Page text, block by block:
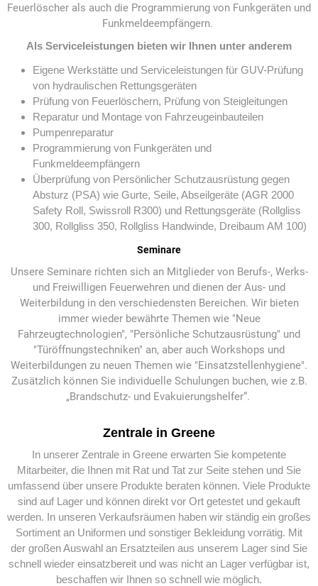
Feuerlöscher als auch die Programmierung von Funkgeräten und
Funkmeldeempfängern.
Als Serviceleistungen bieten wir Ihnen unter anderem
Eigene Werkstätte und Serviceleistungen für GUV-Prüfung
von hydraulischen Rettungsgeräten
Prüfung von Feuerlöschern, Prüfung von Steigleitungen
Reparatur und Montage von Fahrzeugeinbauteilen
Pumpenreparatur
Programmierung von Funkgeräten und
Funkmeldeempfängern
Überprüfung von Persönlicher Schutzausrüstung gegen
Absturz (PSA) wie Gurte, Seile, Abseilgeräte (AGR 2000
Safety Roll, Swissroll R300) und Rettungsgeräte (Rollgliss
300, Rollgliss 350, Rollgliss Handwinde, Dreibaum AM 100)
Seminare
Unsere Seminare richten sich an Mitglieder von Berufs-, Werks-
und Freiwilligen Feuerwehren und dienen der Aus- und
Weiterbildung in den verschiedensten Bereichen. Wir bieten
immer wieder bewährte Themen wie "Neue
Fahrzeugtechnologien", "Persönliche Schutzausrüstung" und
"Türöffnungstechniken" an, aber auch Workshops und
Weiterbildungen zu neuen Themen wie "Einsatzstellenhygiene".
Zusätzlich können Sie individuelle Schulungen buchen, wie z.B.
„Brandschutz- und Evakuierungshelfer“.
Zentrale in Greene
In unserer Zentrale in Greene erwarten Sie kompetente
Mitarbeiter, die Ihnen mit Rat und Tat zur Seite stehen und Sie
umfassend über unsere Produkte beraten können. Viele Produkte
sind auf Lager und können direkt vor Ort getestet und gekauft
werden. In unseren Verkaufsräumen haben wir ständig ein großes
Sortiment an Uniformen und sonstiger Bekleidung vorrätig. Mit
der großen Auswahl an Ersatzteilen aus unserem Lager sind Sie
schnell wieder einsatzbereit und was nicht an Lager verfügbar ist,
beschaffen wir Ihnen so schnell wie möglich.